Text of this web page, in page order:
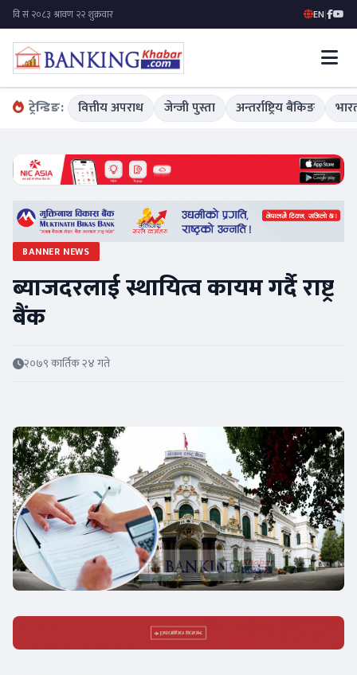
EN|
ट्रेन्डिङ: वित्तीय अपराध जेन्जी पुस्ता अन्तर्राष्ट्रिय बैंकिङ
BANNER NEWS
ब्याजदरलाई स्थायित्व कायम गर्दै राष्ट्र
बैंक
२०७९ कार्तिक २४ गते